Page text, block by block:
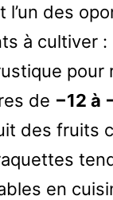
l’un des
à cultiver :
pour
de −12 à
des fruits
en